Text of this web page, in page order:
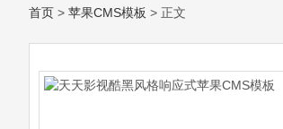
首页 > 苹果CMS模板 > 正文